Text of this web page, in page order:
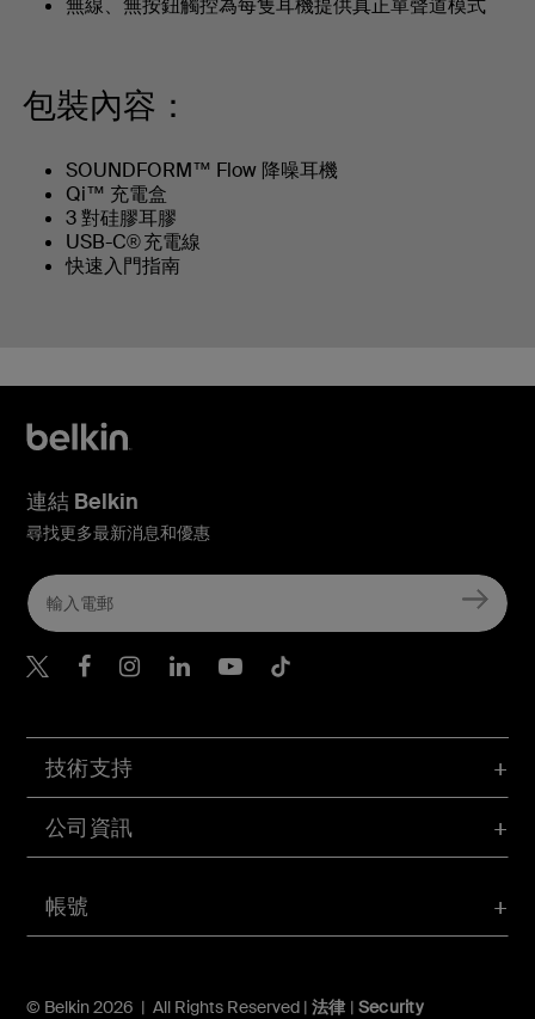
無線、無按鈕觸控為每隻耳機提供真正單聲道模式
包裝內容：
SOUNDFORM™ Flow 降噪耳機
Qi™ 充電盒
3 對硅膠耳膠
USB-C® 充電線
快速入門指南
帳號
技術支持
公司資訊
© Belkin 2026 | All Rights Reserved | 法律 | Security
連結 Belkin
尋找更多最新消息和優惠
Belkin Twitter
Belkin Hong Kong
Belkin Instagram
Belkin Hong Kong
Belkin Youtube
Belkin TikTok